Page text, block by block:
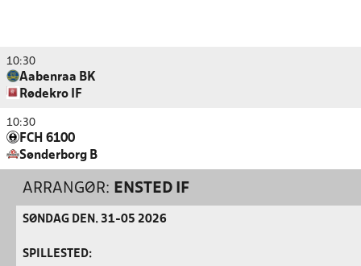
10:30
Aabenraa BK
Rødekro IF
10:30
FCH 6100
Sønderborg B
ARRANGØR: ENSTED IF
SØNDAG DEN. 31-05 2026
SPILLESTED: